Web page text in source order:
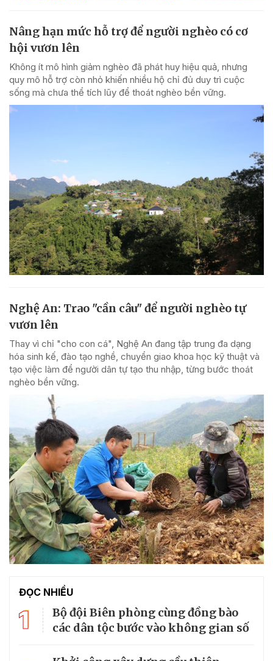
Nâng hạn mức hỗ trợ để người nghèo có cơ
hội vươn lên
Không ít mô hình giảm nghèo đã phát huy hiệu quả, nhưng
quy mô hỗ trợ còn nhỏ khiến nhiều hộ chỉ đủ duy trì cuộc
sống mà chưa thể tích lũy để thoát nghèo bền vững.
Nghệ An: Trao "cần câu" để người nghèo tự
vươn lên
Thay vì chỉ "cho con cá", Nghệ An đang tập trung đa dạng
hóa sinh kế, đào tạo nghề, chuyển giao khoa học kỹ thuật và
tạo việc làm để người dân tự tạo thu nhập, từng bước thoát
nghèo bền vững.
ĐỌC NHIỀU
1
Bộ đội Biên phòng cùng đồng bào
các dân tộc bước vào không gian số